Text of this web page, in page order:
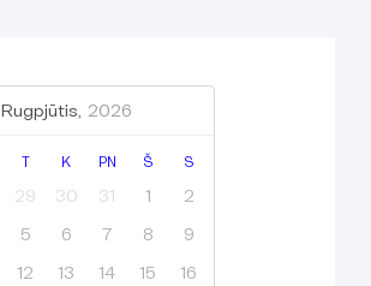
Rugpjūtis, 2026
T K PN Š S
29 30 31 1
2
5 6 7 8
9
12 13 14 15
16